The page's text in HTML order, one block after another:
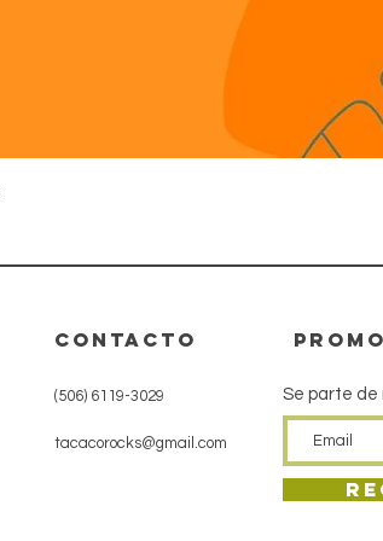
CONTACTo
(506) 6119-3029
tacacorocks@gmail.com
Se parte de